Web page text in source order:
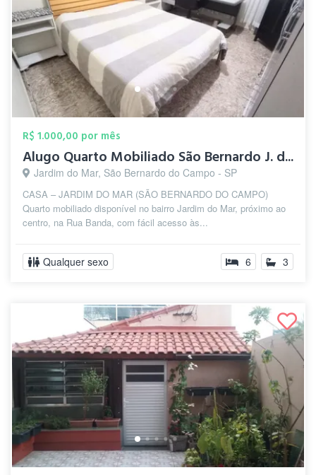
R$ 1.000,00 por mês
Alugo Quarto Mobiliado São Bernardo J. d...
Jardim do Mar, São Bernardo do Campo - SP
CASA – JARDIM DO MAR (SÃO BERNARDO DO CAMPO)
Quarto mobiliado disponível no bairro Jardim do Mar, próximo ao
centro, na Rua Banda, com fácil acesso às...
Qualquer sexo 6 3